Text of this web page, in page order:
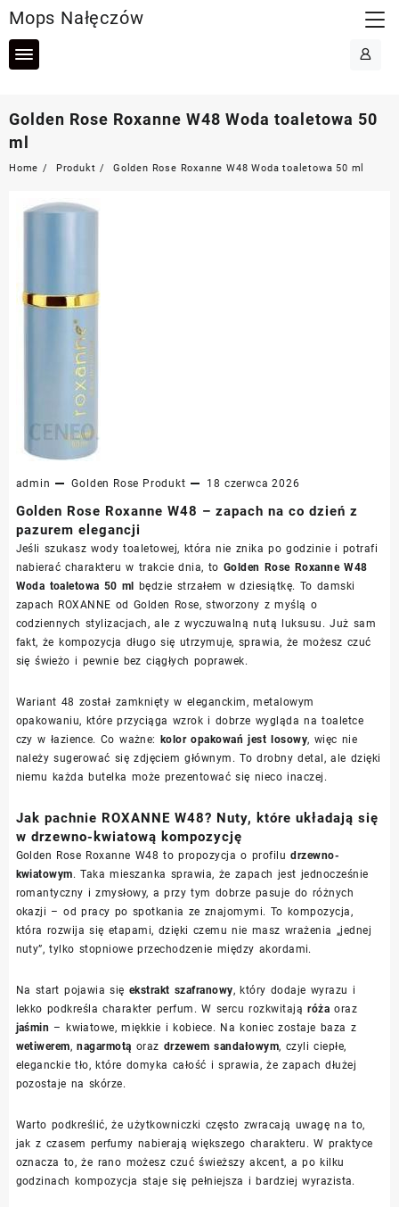
to
content
Mops Nałęczów
Golden Rose Roxanne W48 Woda toaletowa 50
ml
Home Produkt Golden Rose Roxanne W48 Woda toaletowa 50 ml
admin Golden Rose Produkt 18 czerwca 2026
Golden Rose Roxanne W48 – zapach na co dzień z
pazurem elegancji
Jeśli szukasz wody toaletowej, która nie znika po godzinie i potrafi
nabierać charakteru w trakcie dnia, to Golden Rose Roxanne W48
Woda toaletowa 50 ml będzie strzałem w dziesiątkę. To damski
zapach ROXANNE od Golden Rose, stworzony z myślą o
codziennych stylizacjach, ale z wyczuwalną nutą luksusu. Już sam
fakt, że kompozycja długo się utrzymuje, sprawia, że możesz czuć
się świeżo i pewnie bez ciągłych poprawek.
Wariant 48 został zamknięty w eleganckim, metalowym
opakowaniu, które przyciąga wzrok i dobrze wygląda na toaletce
czy w łazience. Co ważne: kolor opakowań jest losowy, więc nie
należy sugerować się zdjęciem głównym. To drobny detal, ale dzięki
niemu każda butelka może prezentować się nieco inaczej.
Jak pachnie ROXANNE W48? Nuty, które układają się
w drzewno-kwiatową kompozycję
Golden Rose Roxanne W48 to propozycja o profiludrzewno-
kwiatowym. Taka mieszanka sprawia, że zapach jest jednocześnie
romantyczny i zmysłowy, a przy tym dobrze pasuje do różnych
okazji – od pracy po spotkania ze znajomymi. To kompozycja,
która rozwija się etapami, dzięki czemu nie masz wrażenia „jednej
nuty”, tylko stopniowe przechodzenie między akordami.
Na start pojawia się ekstrakt szafranowy, który dodaje wyrazu i
lekko podkreśla charakter perfum. W sercu rozkwitająróża oraz
jaśmin – kwiatowe, miękkie i kobiece. Na koniec zostaje baza z
wetiwerem,nagarmotą oraz drzewem sandałowym, czyli ciepłe,
eleganckie tło, które domyka całość i sprawia, że zapach dłużej
pozostaje na skórze.
Warto podkreślić, że użytkowniczki często zwracają uwagę na to,
jak z czasem perfumy nabierają większego charakteru. W praktyce
oznacza to, że rano możesz czuć świeższy akcent, a po kilku
godzinach kompozycja staje się pełniejsza i bardziej wyrazista.